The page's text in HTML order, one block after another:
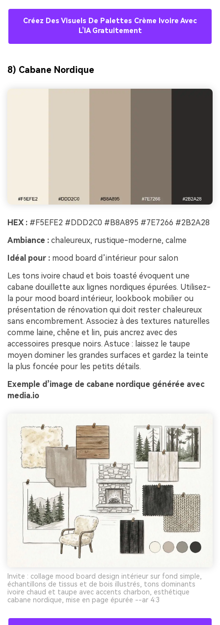
Créez Des Visuels De Palettes Crème Ivoire Avec
L’IA Gratuitement
8) Cabane Nordique
HEX : #F5EFE2 #DDD2C0 #B8A895 #7E7266 #2B2A28
Ambiance : chaleureux, rustique-moderne, calme
Idéal pour : mood board d’intérieur pour salon
Les tons ivoire chaud et bois toasté évoquent une
cabane douillette aux lignes nordiques épurées. Utilisez-
la pour mood board intérieur, lookbook mobilier ou
présentation de rénovation qui doit rester chaleureux
sans encombrement. Associez à des textures naturelles
comme laine, chêne et lin, puis ancrez avec des
accessoires presque noirs. Astuce : laissez le taupe
moyen dominer les grandes surfaces et gardez la teinte
la plus foncée pour les petits détails.
Exemple d’image de cabane nordique générée avec
media.io
Invite : collage mood board design intérieur sur fond simple,
échantillons de tissus et de bois illustrés, tons dominants
ivoire chaud et taupe avec accents charbon, esthétique
cabane nordique, mise en page épurée --ar 4:3